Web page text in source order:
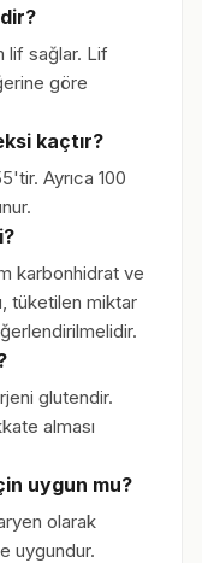
lif sağlar. Lif
göre
kaçtır?
Ayrıca 100
karbonhidrat ve
tüketilen miktar
glutendir.
alması
uygun mu?
olarak
uygundur.